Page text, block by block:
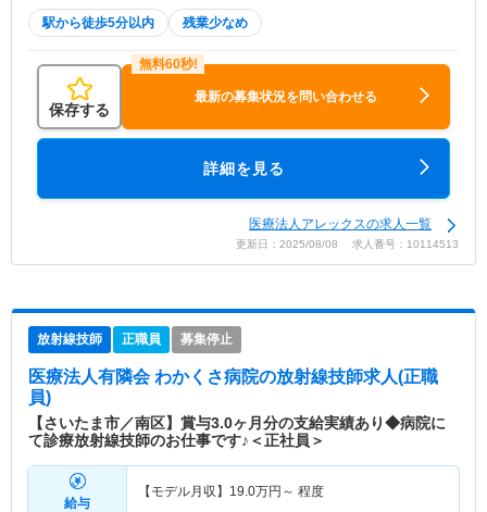
駅から徒歩5分以内 残業少なめ
保存する
最新の募集状況を問い合わせる
詳細を見る
医療法人アレックスの求人一覧
更新日：2025/08/08 求人番号：10114513
放射線技師 正職員 募集停止
医療法人有隣会 わかくさ病院の放射線技師求人(正職
員)
【さいたま市／南区】賞与3.0ヶ月分の支給実績あり◆病院に
て診療放射線技師のお仕事です♪＜正社員＞
給与
【モデル月収】 19.0万円～ 程度